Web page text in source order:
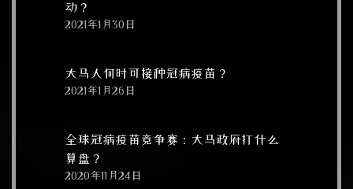
动？
2021年1月30日
大马人何时可接种冠病疫苗？
2021年1月26日
全球冠病疫苗竞争赛：大马政府打什么
算盘？
2020年11月24日